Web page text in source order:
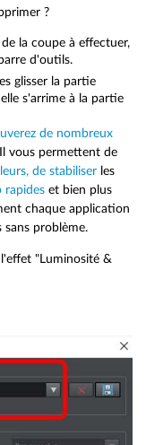
?
la coupe à effectuer,
d'outils.
glisser la partie
s'arrime à la partie
de nombreux
vous permettent de
de stabiliser les
rapides et bien plus
chaque application
problème.
"Luminosité &